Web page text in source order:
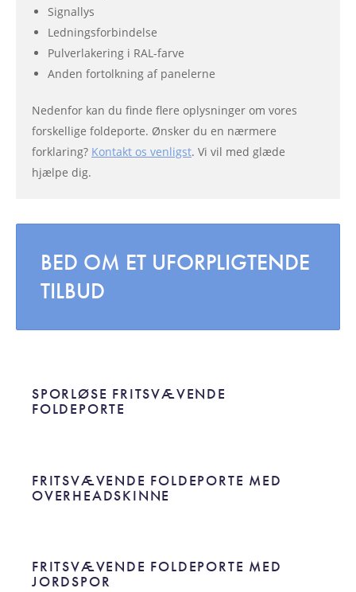
Signallys
Ledningsforbindelse
Pulverlakering i RAL-farve
Anden fortolkning af panelerne
Nedenfor kan du finde flere oplysninger om vores
forskellige foldeporte. Ønsker du en nærmere
forklaring? Kontakt os venligst. Vi vil med glæde
hjælpe dig.
BED OM ET UFORPLIGTENDE
TILBUD
FOLDEPORTE
SPORLØSE FRITSVÆVENDE
FOLDEPORTE
OVERHEADSKINNE
FRITSVÆVENDE FOLDEPORTE MED
OVERHEADSKINNE
JORDSPOR
FRITSVÆVENDE FOLDEPORTE MED
JORDSPOR